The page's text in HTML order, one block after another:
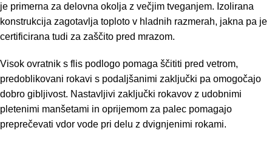
je primerna za delovna okolja z večjim tveganjem. Izolirana
konstrukcija zagotavlja toploto v hladnih razmerah, jakna pa je
certificirana tudi za zaščito pred mrazom.
Visok ovratnik s flis podlogo pomaga ščititi pred vetrom,
predoblikovani rokavi s podaljšanimi zaključki pa omogočajo
dobro gibljivost. Nastavljivi zaključki rokavov z udobnimi
pletenimi manšetami in oprijemom za palec pomagajo
preprečevati vdor vode pri delu z dvignjenimi rokami.